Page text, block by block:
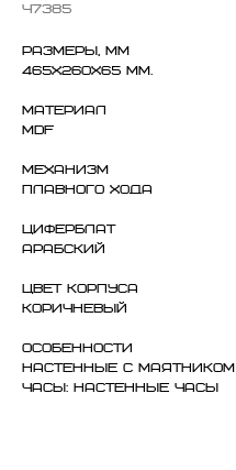
Ч7385
Размеры, мм
465х260х65 мм.
Материал
MDF
Механизм
Плавного хода
Циферблат
Арабский
Цвет корпуса
Коричневый
Особенности
Настенные с маятником
Часы: Настенные часы